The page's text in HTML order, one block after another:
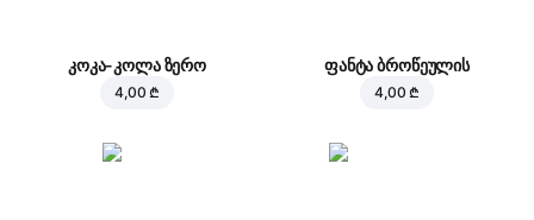
კოკა-კოლა ზერო
4,00 ₾
ფანტა ბროწეულის
4,00 ₾